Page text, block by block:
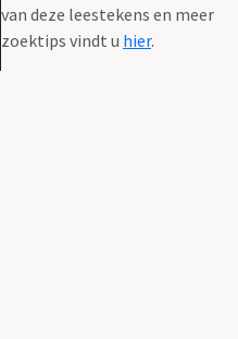
van deze leestekens en meer
zoektips vindt u hier.